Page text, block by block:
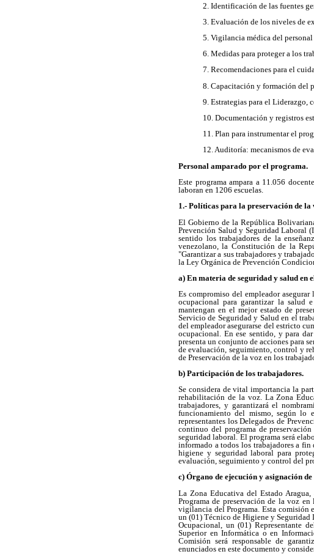
2. Identificación de las fuentes
3. Evaluación de los niveles de
5. Vigilancia médica del
6. Medidas para proteger a los
7. Recomendaciones para el
8. Capacitación y formación del
9. Estrategias para el Liderazgo,
10. Documentación y registros
11. Plan para instrumentar el
12. Auditoría: mecanismos de
Personal amparado por el programa.
Este programa ampara a 11.056
laboran en 1206 escuelas.
1.- Políticas para la preservación de la
El Gobierno de la República
Prevención Salud y Seguridad Laboral
sentido los trabajadores de la
venezolano, la Constitución de la
"Garantizar a sus trabajadores y
la Ley Orgánica de Prevención
a) En materia de seguridad y salud en
Es compromiso del empleador
ocupacional para garantizar la salud
mantengan en el mejor estado de
Servicio de Seguridad y Salud en el
del empleador asegurarse del estricto
ocupacional. En ese sentido, y para
presenta un conjunto de acciones para
de evaluación, seguimiento, control y
de Preservación de la voz en los
b) Participación de los trabajadores.
Se considera de vital importancia la
rehabilitación de la voz. La Zona
trabajadores, y garantizará el
funcionamiento del mismo, según lo
representantes los Delegados de
continuo del programa de
seguridad laboral. El programa será
informado a todos los trabajadores a
higiene y seguridad laboral para
evaluación, seguimiento y control del
c) Órgano de ejecución y asignación
La Zona Educativa del Estado
Programa de preservación de la voz
vigilancia del Programa. Esta comisión
un (01) Técnico de Higiene y
Ocupacional, un (01) Representante
Superior en Informática o en
Comisión será responsable de
enunciados en este documento y